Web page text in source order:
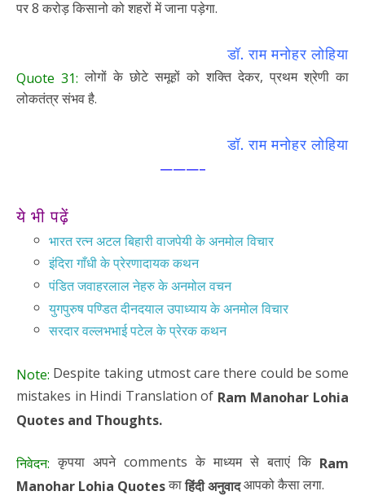
पर 8 करोड़ किसानो को शहरों में जाना पड़ेगा.
डॉ. राम मनोहर लोहिया
Quote 31: लोगों के छोटे समूहों को शक्ति देकर, प्रथम श्रेणी का
लोकतंत्र संभव है.
डॉ. राम मनोहर लोहिया
———–
ये भी पढ़ें
भारत रत्न अटल बिहारी वाजपेयी के अनमोल विचार
इंदिरा गाँधी के प्रेरणादायक कथन
पंडित जवाहरलाल नेहरु के अनमोल वचन
युगपुरुष पण्डित दीनदयाल उपाध्याय के अनमोल विचार
सरदार वल्लभभाई पटेल के प्रेरक कथन
Note: Despite taking utmost care there could be some
mistakes in Hindi Translation of Ram Manohar Lohia
Quotes and Thoughts.
निवेदन: कृपया अपने comments के माध्यम से बताएं कि Ram
Manohar Lohia Quotesकाहिंदी अनुवादआपको कैसा लगा.